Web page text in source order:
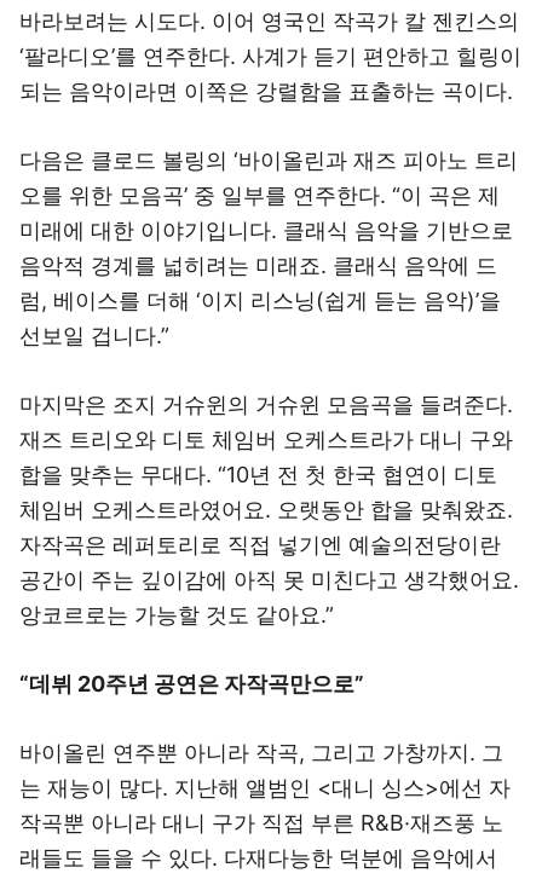
바라보려는 시도다. 이어 영국인 작곡가 칼 젠킨스의
‘팔라디오’를 연주한다. 사계가 듣기 편안하고 힐링이
되는 음악이라면 이쪽은 강렬함을 표출하는 곡이다.
다음은 클로드 볼링의 ‘바이올린과 재즈 피아노 트리
오를 위한 모음곡’ 중 일부를 연주한다. “이 곡은 제
미래에 대한 이야기입니다. 클래식 음악을 기반으로
음악적 경계를 넓히려는 미래죠. 클래식 음악에 드
럼, 베이스를 더해 ‘이지 리스닝(쉽게 듣는 음악)’을
선보일 겁니다.”
마지막은 조지 거슈윈의 거슈윈 모음곡을 들려준다.
재즈 트리오와 디토 체임버 오케스트라가 대니 구와
합을 맞추는 무대다. “10년 전 첫 한국 협연이 디토
체임버 오케스트라였어요. 오랫동안 합을 맞춰왔죠.
자작곡은 레퍼토리로 직접 넣기엔 예술의전당이란
공간이 주는 깊이감에 아직 못 미친다고 생각했어요.
앙코르로는 가능할 것도 같아요.”
“데뷔 20주년 공연은 자작곡만으로”
바이올린 연주뿐 아니라 작곡, 그리고 가창까지. 그
는 재능이 많다. 지난해 앨범인 <대니 싱스>에선 자
작곡뿐 아니라 대니 구가 직접 부른 R&B·재즈풍 노
래들도 들을 수 있다. 다재다능한 덕분에 음악에서